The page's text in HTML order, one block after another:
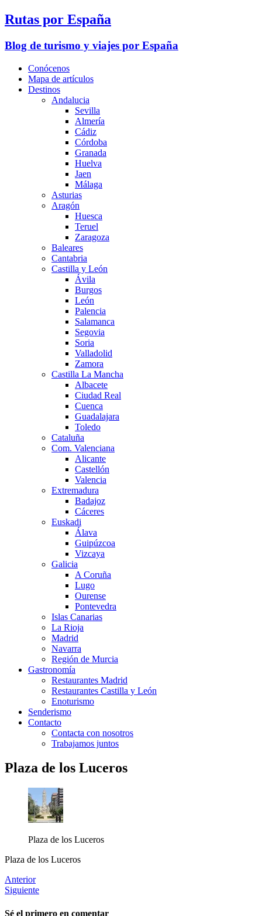
Rutas por España
Blog de turismo y viajes por España
Conócenos
Mapa de artículos
Destinos
Andalucia
Sevilla
Almería
Cádiz
Córdoba
Granada
Huelva
Jaen
Málaga
Asturias
Aragón
Huesca
Teruel
Zaragoza
Baleares
Cantabria
Castilla y León
Ávila
Burgos
León
Palencia
Salamanca
Segovia
Soria
Valladolid
Zamora
Castilla La Mancha
Albacete
Ciudad Real
Cuenca
Guadalajara
Toledo
Cataluña
Com. Valenciana
Alicante
Castellón
Valencia
Extremadura
Badajoz
Cáceres
Euskadi
Álava
Guipúzcoa
Vizcaya
Galicia
A Coruña
Lugo
Ourense
Pontevedra
Islas Canarias
La Rioja
Madrid
Navarra
Región de Murcia
Gastronomía
Restaurantes Madrid
Restaurantes Castilla y León
Enoturismo
Senderismo
Contacto
Contacta con nosotros
Trabajamos juntos
Plaza de los Luceros
Plaza de los Luceros
Plaza de los Luceros
Anterior
Siguiente
Sé el primero en comentar